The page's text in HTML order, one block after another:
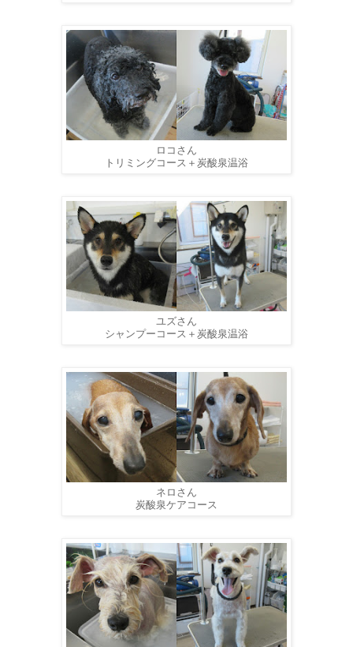
ロコさん
トリミングコース＋炭酸泉温浴
ユズさん
シャンプーコース＋炭酸泉温浴
ネロさん
炭酸泉ケアコース